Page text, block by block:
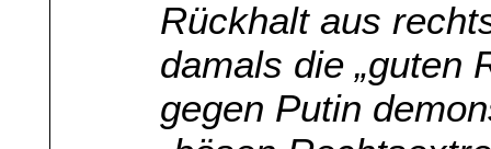
Rückhalt aus
damals die „guten
gegen Putin